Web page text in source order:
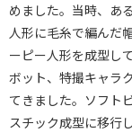
めました。当時、あ
人形に毛糸で編んだ
ーピー人形を成型し
ボット、特撮キャラ
てきました。ソフト
スチック成型に移行